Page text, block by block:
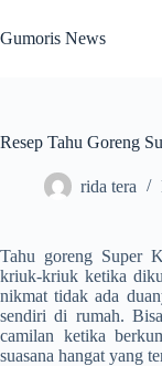
to
content
Gumoris News
Resep Tahu Goreng
rida tera
Tahu goreng Super
kriuk-kriuk ketika
nikmat tidak ada
sendiri di rumah.
camilan ketika
suasana hangat yang